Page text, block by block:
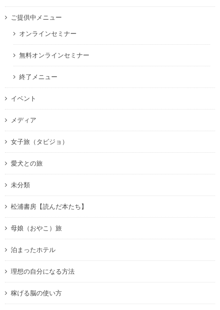
ご提供中メニュー
オンラインセミナー
無料オンラインセミナー
終了メニュー
イベント
メディア
女子旅（タビジョ）
愛犬との旅
未分類
松浦書房【読んだ本たち】
母娘（おやこ）旅
泊まったホテル
理想の自分になる方法
稼げる脳の使い方